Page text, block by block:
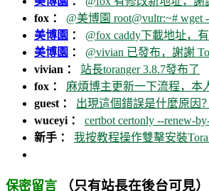
fox ： @美博園 root@vultr:~# wget
美博園 ： @fox caddy下載地址，
美博園 ： @vivian 已發布，謝謝
vivian ： 站長toranger 3.8.7發布了
fox ： 麻煩博主更新一下流程，本
guest ： 出現這個錯誤是什麼原因
wuceyi ： certbot certonly --renew-
新手 ： 我按教程操作雙擊安裝
保密留言 （只有站長在後台可見）